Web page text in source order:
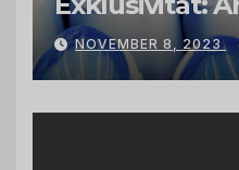
NOVEMBER 8, 2023